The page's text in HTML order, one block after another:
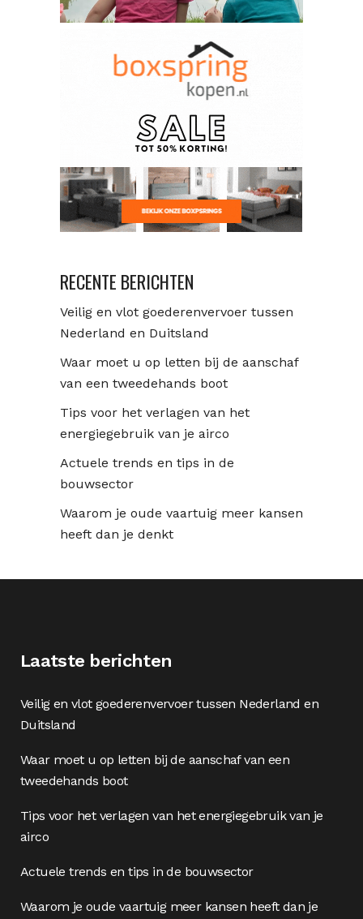
RECENTE BERICHTEN
Veilig en vlot goederenvervoer tussen
Nederland en Duitsland
Waar moet u op letten bij de aanschaf
van een tweedehands boot
Tips voor het verlagen van het
energiegebruik van je airco
Actuele trends en tips in de
bouwsector
Waarom je oude vaartuig meer kansen
heeft dan je denkt
Laatste berichten
Veilig en vlot goederenvervoer tussen Nederland en
Duitsland
Waar moet u op letten bij de aanschaf van een
tweedehands boot
Tips voor het verlagen van het energiegebruik van je
airco
Actuele trends en tips in de bouwsector
Waarom je oude vaartuig meer kansen heeft dan je